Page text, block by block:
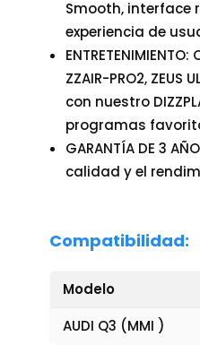
Smooth, interface
experiencia de
ZZAIR-PRO2, ZEUS
con nuestro
programas
GARANTÍA DE 3
calidad y el
Compatibilidad:
Modelo
AUDI Q3 (MMI )